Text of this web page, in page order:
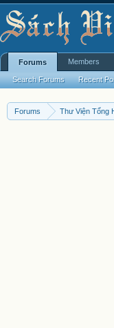
Forums Thư Viện Tổng
Forums
Search Forums Recent
Members